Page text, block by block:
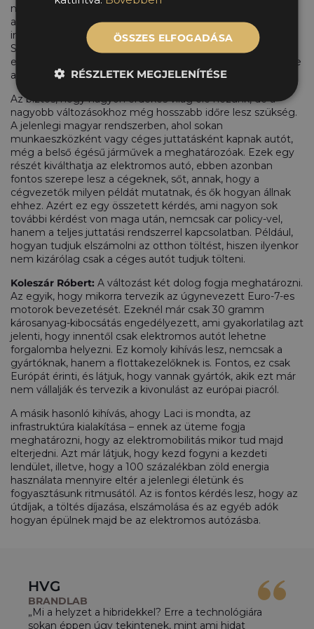
nem lehet egyik napról a másikra váltani. Különösen, hogy
az elektromos autózáshoz még nem épült ki az az
infrastruktúra, ami a benzines-dízel autókhoz már megvan.
Szükség lenne arra a komplett háttérre, ami működteti az
elektromos autózást, ennek a fejlesztése ugyan elindult, de
azért még van munka vele bőven.
Az biztos, hogy nagyon érdekes világ elé nézünk, de a
nagyobb változásokhoz még hosszabb időre lesz szükség.
A jelenlegi magyar rendszerben, ahol sokan
munkaeszközként vagy céges juttatásként kapnak autót,
még a belső égésű járművek a meghatározóak. Ezek egy
részét kiválthatja az elektromos autó, ebben azonban
fontos szerepe lesz a cégeknek, sőt, annak, hogy a
cégvezetők milyen példát mutatnak, és ők hogyan állnak
ehhez. Azért ez egy összetett kérdés, ami nagyon sok
további kérdést von maga után, nemcsak car policy-vel,
hanem a teljes juttatási rendszerrel kapcsolatban. Például,
hogyan tudjuk elszámolni az otthon töltést, hiszen ilyenkor
nem kizárólag csak a céges autót tudjuk tölteni.
Koleszár Róbert: A változást két dolog fogja meghatározni.
Az egyik, hogy mikorra tervezik az úgynevezett Euro-7-es
motorok bevezetését. Ezeknél már csak 30 gramm
károsanyag-kibocsátás engedélyezett, ami gyakorlatilag azt
jelenti, hogy innentől csak elektromos autót lehetne
forgalomba helyezni. Ez komoly kihívás lesz, nemcsak a
gyártóknak, hanem a flottakezelőknek is. Fontos, ez csak
Európát érinti, és látjuk, hogy vannak gyártók, akik ezt már
nem vállalják és tervezik a kivonulást az európai piacról.
A másik hasonló kihívás, ahogy Laci is mondta, az
infrastruktúra kialakítása – ennek az üteme fogja
meghatározni, hogy az elektromobilitás mikor tud majd
elterjedni. Azt már látjuk, hogy kezd fogyni a kezdeti
lendület, illetve, hogy a 100 százalékban zöld energia
használata mennyire eltér a jelenlegi életünk és
fogyasztásunk ritmusától. Az is fontos kérdés lesz, hogy az
útdíjak, a töltés díjazása, elszámolása és az egyéb adók
hogyan épülnek majd be az elektromos autózásba.
HVG
BRANDLAB
„Mi a helyzet a hibridekkel? Erre a technológiára
sokan éppen úgy tekintenek, mint ami hidat
ÖSSZES ELFOGADÁSA
RÉSZLETEK MEGJELENÍTÉSE